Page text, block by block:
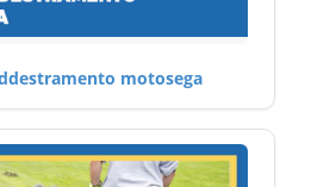
motosega